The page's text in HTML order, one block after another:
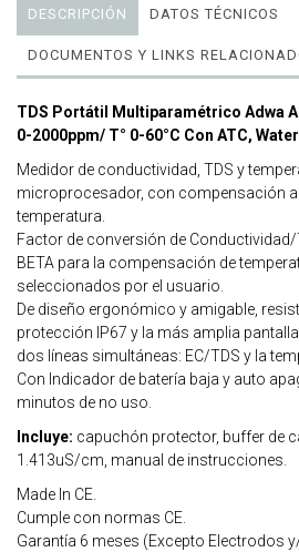
DESCRIPCIÓN DATOS TÉCNICOS
DOCUMENTOS Y LINKS
TDS Portátil Multiparamétrico Adwa
0-2000ppm/ T° 0-60°C Con ATC,
Medidor de conductividad, TDS y
microprocesador, con compensación
temperatura.
Factor de conversión de Conductividad/
BETA para la compensación de
seleccionados por el usuario.
De diseño ergonómico y amigable,
protección IP67 y la más amplia
dos líneas simultáneas: EC/TDS y la
Con Indicador de batería baja y auto
minutos de no uso.
Incluye: capuchón protector, buffer de
1.413uS/cm, manual de instrucciones.
Made In CE.
Cumple con normas CE.
Garantía 6 meses (Excepto Electrodos